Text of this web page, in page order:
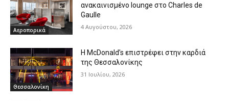
Αεροπορικά
ανακαινισμένο lounge στο Charles de
Gaulle
4 Αυγούστου, 2026
Θεσσαλονίκη
Η McDonald’s επιστρέφει στην καρδιά
της Θεσσαλονίκης
31 Ιουλίου, 2026